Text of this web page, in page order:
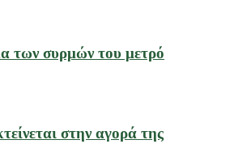
των συρμών του μετρό
στην αγορά της